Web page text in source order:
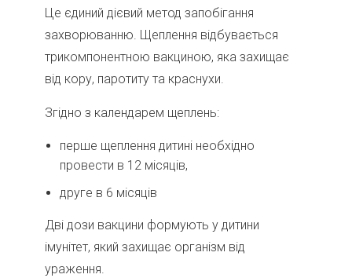
Це єдиний дієвий метод запобігання
захворюванню. Щеплення відбувається
трикомпонентною вакциною, яка захищає
від кору, паротиту та краснухи.
Згідно з календарем щеплень:
перше щеплення дитині необхідно
провести в 12 місяців,
друге в 6 місяців
Дві дози вакцини формують у дитини
імунітет, який захищає організм від
ураження.